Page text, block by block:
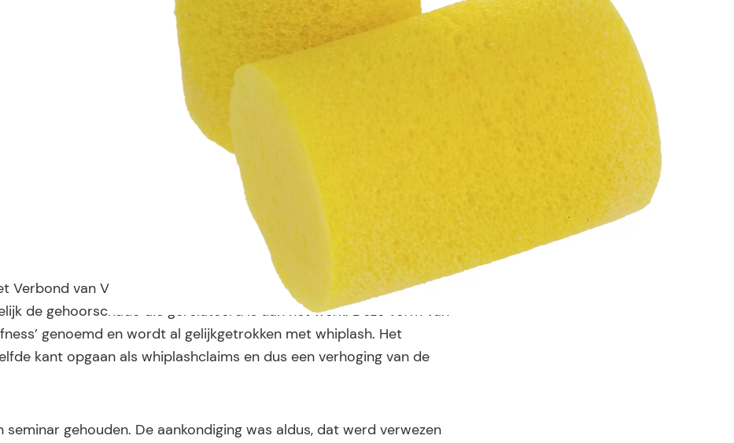
Verbond van Verzekeraars van Engeland, is bang voor
de gehoorschade die gerelateerd is aan het werk. Deze vorm van
genoemd en wordt al gelijkgetrokken met whiplash. Het
kant opgaan als whiplashclaims en dus een verhoging van de
gehouden. De aankondiging was aldus, dat werd verwezen